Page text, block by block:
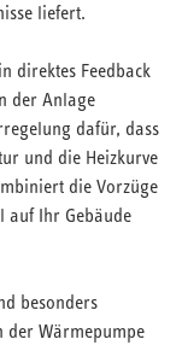
liefert.
direktes Feedback
der Anlage
dafür, dass
und die Heizkurve
die Vorzüge
auf Ihr Gebäude
besonders
der Wärmepumpe